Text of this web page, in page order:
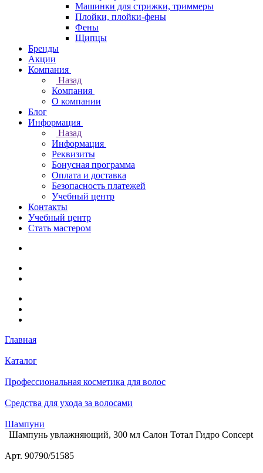
Машинки для стрижки, триммеры
Плойки, плойки-фены
Фены
Щипцы
Бренды
Акции
Компания
Назад
Компания
О компании
Блог
Информация
Назад
Информация
Реквизиты
Бонусная программа
Оплата и доставка
Безопасность платежей
Учебный центр
Контакты
Учебный центр
Стать мастером
Главная
Каталог
Профессиональная косметика для волос
Средства для ухода за волосами
Шампуни
Шампунь увлажняющий, 300 мл Салон Тотал Гидро Сoncept
Арт. 90790/51585